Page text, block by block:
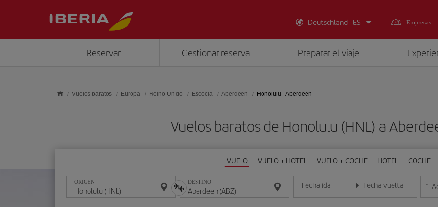
Deutschland - ES
Empresas
Reservar Gestionar reserva Preparar el viaje
Vuelos baratos Europa Reino Unido Escocia Aberdeen Honolulu - Aberdeen
Vuelos baratos de Honolulu (HNL) a
VUELO VUELO + HOTEL VUELO + COCHE HOTEL COCHE
ORIGEN DESTINO Fecha ida
Introduce la fecha en formato día/mes/año
Fecha vuelta
Introduce la fecha en 1